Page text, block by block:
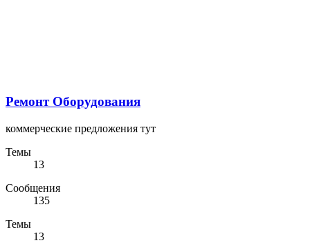
Ремонт Оборудования
коммерческие предложения тут
Темы
13
Сообщения
135
Темы
13